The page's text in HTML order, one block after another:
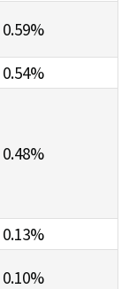
0.59%
0.54%
0.48%
0.13%
0.10%